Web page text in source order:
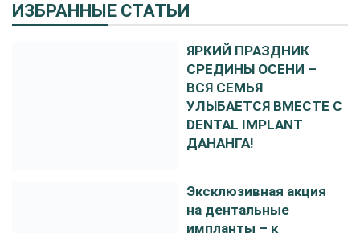
ИЗБРАННЫЕ СТАТЬИ
ЯРКИЙ ПРАЗДНИК
СРЕДИНЫ ОСЕНИ –
ВСЯ СЕМЬЯ
УЛЫБАЕТСЯ ВМЕСТЕ С
DENTAL IMPLANT
ДАНАНГА!
Эксклюзивная акция
на дентальные
импланты – к